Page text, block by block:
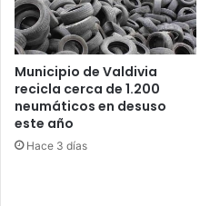
Municipio de Valdivia
recicla cerca de 1.200
neumáticos en desuso
este año
Hace 3 días